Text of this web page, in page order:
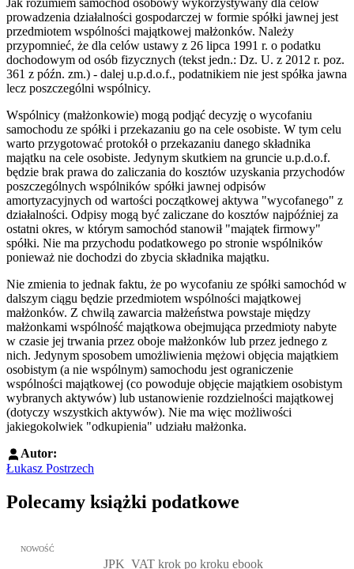
prowadzenia działalności gospodarczej w formie spółki jawnej jest
przedmiotem wspólności majątkowej małżonków. Należy
przypomnieć, że dla celów ustawy z 26 lipca 1991 r. o podatku
dochodowym od osób fizycznych (tekst jedn.: Dz. U. z 2012 r. poz.
361 z późn. zm.) - dalej u.p.d.o.f., podatnikiem nie jest spółka jawna
lecz poszczególni wspólnicy.
Wspólnicy (małżonkowie) mogą podjąć decyzję o wycofaniu
samochodu ze spółki i przekazaniu go na cele osobiste. W tym celu
warto przygotować protokół o przekazaniu danego składnika
majątku na cele osobiste. Jedynym skutkiem na gruncie u.p.d.o.f.
będzie brak prawa do zaliczania do kosztów uzyskania przychodów
poszczególnych wspólników spółki jawnej odpisów
amortyzacyjnych od wartości początkowej aktywa "wycofanego" z
działalności. Odpisy mogą być zaliczane do kosztów najpóźniej za
ostatni okres, w którym samochód stanowił "majątek firmowy"
spółki. Nie ma przychodu podatkowego po stronie wspólników
ponieważ nie dochodzi do zbycia składnika majątku.
Nie zmienia to jednak faktu, że po wycofaniu ze spółki samochód w
dalszym ciągu będzie przedmiotem wspólności majątkowej
małżonków. Z chwilą zawarcia małżeństwa powstaje między
małżonkami wspólność majątkowa obejmująca przedmioty nabyte
w czasie jej trwania przez oboje małżonków lub przez jednego z
nich. Jedynym sposobem umożliwienia mężowi objęcia majątkiem
osobistym (a nie wspólnym) samochodu jest ograniczenie
wspólności majątkowej (co powoduje objęcie majątkiem osobistym
wybranych aktywów) lub ustanowienie rozdzielności majątkowej
(dotyczy wszystkich aktywów). Nie ma więc możliwości
jakiegokolwiek "odkupienia" udziału małżonka.
Autor:
Łukasz Postrzech
Polecamy książki podatkowe
Przejdź do: JPK_VAT krok po kroku ebook, Patrycja Kubiesa -
NOWOŚĆ
JPK_VAT krok po kroku ebook